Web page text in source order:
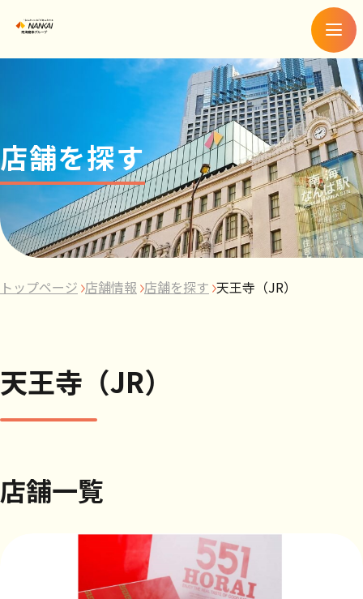
メ
ニ
ュ
ー
店舗を探す
トップページ 店舗情報 店舗を探す 天王寺（JR）
天王寺（JR）
店舗一覧